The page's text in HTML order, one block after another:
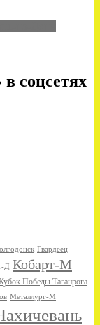
соцсетях
Гвардеец
Д Кобарт-М
Победы Таганрога
Металлург-М